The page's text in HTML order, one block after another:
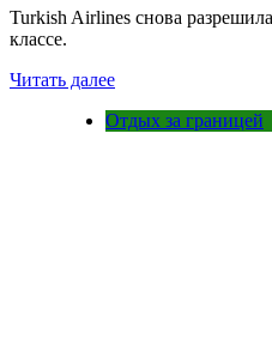
Turkish Airlines снова
классе.
Читать далее
Отдых за границей